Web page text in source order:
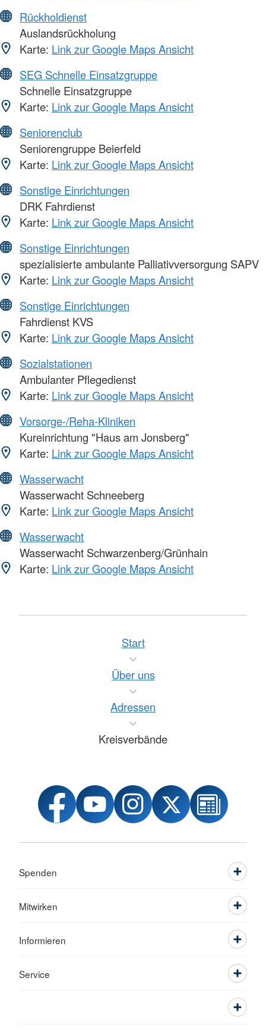
Rückholdienst
Auslandsrückholung
Karte: Link zur Google Maps Ansicht
SEG Schnelle Einsatzgruppe
Schnelle Einsatzgruppe
Karte: Link zur Google Maps Ansicht
Seniorenclub
Seniorengruppe Beierfeld
Karte: Link zur Google Maps Ansicht
Sonstige Einrichtungen
DRK Fahrdienst
Karte: Link zur Google Maps Ansicht
Sonstige Einrichtungen
spezialisierte ambulante Palliativversorgung SAPV
Karte: Link zur Google Maps Ansicht
Sonstige Einrichtungen
Fahrdienst KVS
Karte: Link zur Google Maps Ansicht
Sozialstationen
Ambulanter Pflegedienst
Karte: Link zur Google Maps Ansicht
Vorsorge-/Reha-Kliniken
Kureinrichtung "Haus am Jonsberg"
Karte: Link zur Google Maps Ansicht
Wasserwacht
Wasserwacht Schneeberg
Karte: Link zur Google Maps Ansicht
Wasserwacht
Wasserwacht Schwarzenberg/Grünhain
Karte: Link zur Google Maps Ansicht
Start
Über uns
Adressen
Kreisverbände
Spenden
Mitwirken
Informieren
Service